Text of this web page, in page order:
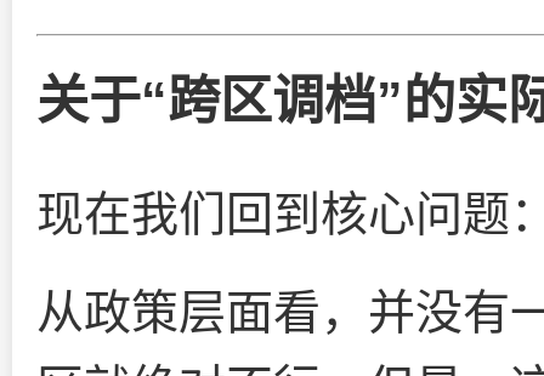
关于“跨区调档”的实
现在我们回到核心问题
从政策层面看，并没有